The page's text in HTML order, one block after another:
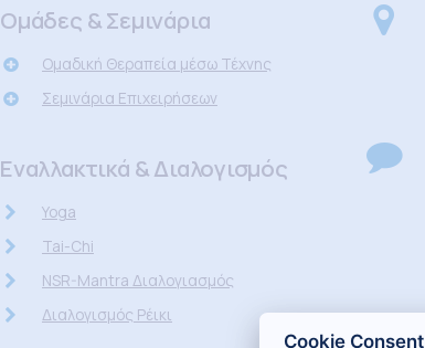
Ομάδες & Σεμινάρια
Ομαδική Θεραπεία μέσω Τέχνης
Σεμινάρια Επιχειρήσεων
Εναλλακτικά & Διαλογισμός
Yoga
Tai-Chi
NSR-Mantra Διαλογιασμός
Διαλογισμός Ρέικι
Cookie Consent